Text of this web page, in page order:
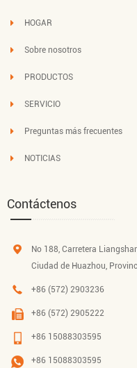
HOGAR
Sobre nosotros
PRODUCTOS
SERVICIO
Preguntas más frecuentes
NOTICIAS
Contáctenos
No 188, Carretera
Ciudad de Huazhou,
+86 (572) 2903236
+86 (572) 2905222
+86 15088303595
+86 15088303595